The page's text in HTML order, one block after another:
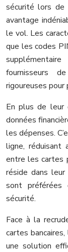
sécurité lors de
avantage
le vol. Les
que les codes
fournisseurs
rigoureuses
En plus de leur
données
les dépenses.
ligne, réduisant
entre les cartes
réside dans
sont préférées
sécurité.
Face à la
cartes
une solution